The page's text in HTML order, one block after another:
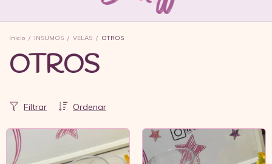
Inicio / INSUMOS / VELAS / OTROS
OTROS
Ordenar
Filtrar